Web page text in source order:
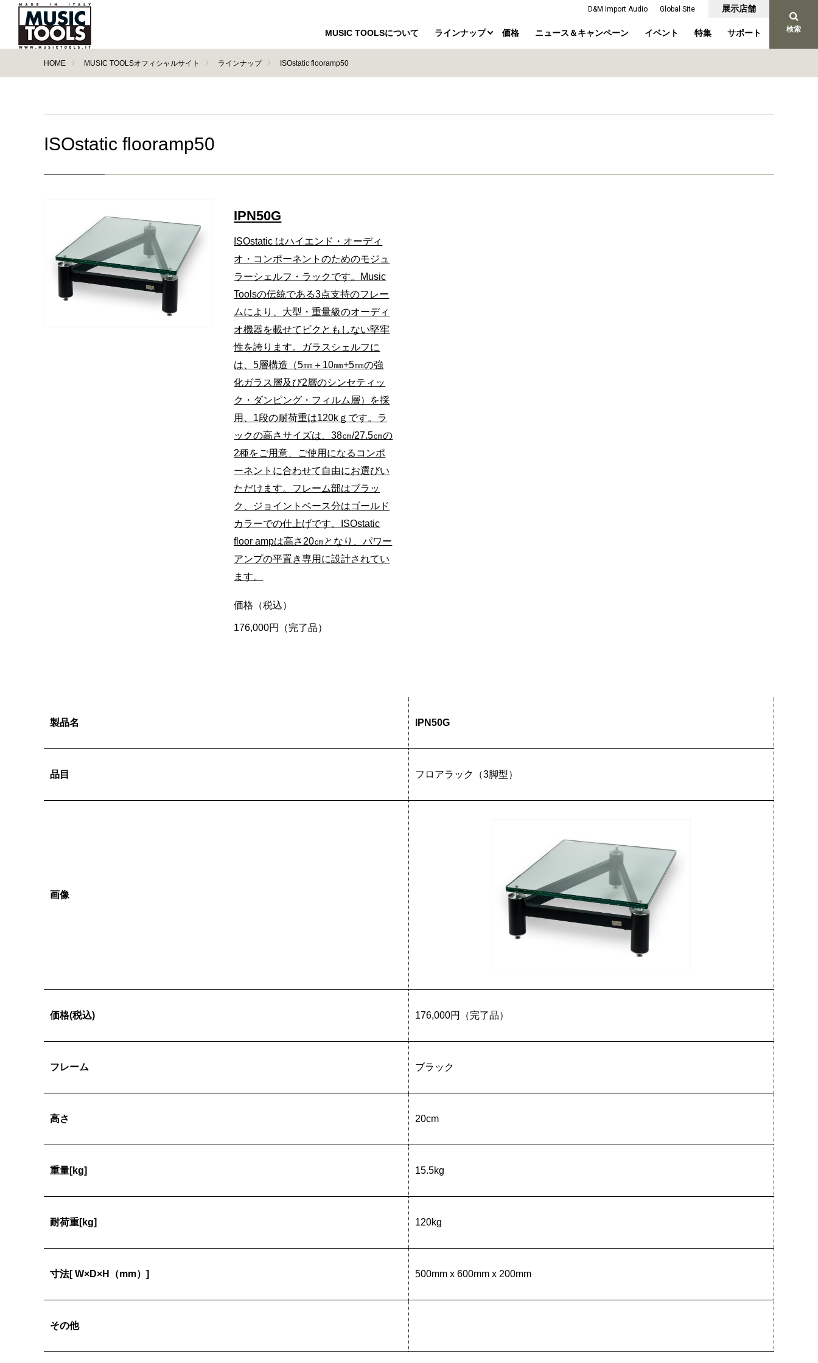
検索
MUSIC TOOLSについて ラインナップ 価格 ニュース＆キャンペーン イベント 特集 サポート
D&M Import Audio Global Site 展示店舗
HOME MUSIC TOOLSオフィシャルサイト ラインナップ ISOstatic flooramp50
ISOstatic flooramp50
IPN50G
ISOstatic はハイエンド・オーディ
オ・コンポーネントのためのモジュ
ラーシェルフ・ラックです。Music
Toolsの伝統である3点支持のフレー
ムにより、大型・重量級のオーディ
オ機器を載せてビクともしない堅牢
性を誇ります。ガラスシェルフに
は、5層構造（5㎜＋10㎜+5㎜の強
化ガラス層及び2層のシンセティッ
ク・ダンピング・フィルム層）を採
用、1段の耐荷重は120kｇです。ラ
ックの高さサイズは、38㎝/27.5㎝の
2種をご用意、ご使用になるコンポ
ーネントに合わせて自由にお選びい
ただけます。フレーム部はブラッ
ク、ジョイントベース分はゴールド
カラーでの仕上げです。ISOstatic
floor ampは高さ20㎝となり、パワー
アンプの平置き専用に設計されてい
ます。
価格（税込）
176,000円（完了品）
製品名 IPN50G
品目 フロアラック（3脚型）
画像
価格(税込) 176,000円（完了品）
フレーム ブラック
高さ 20cm
重量[kg] 15.5kg
耐荷重[kg] 120kg
寸法[ W×D×H（mm）] 500mm x 600mm x 200mm
その他